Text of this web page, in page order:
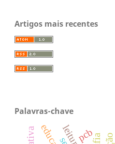
Artigos mais recentes
Palavras-chave
pcb